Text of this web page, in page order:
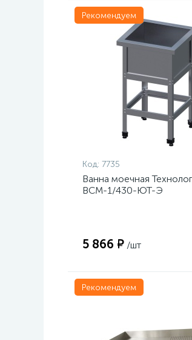
Рекомендуем
Код: 7735
Ванна моечная
ВСМ-1/430-ЮТ-Э
5 866 ₽ /шт
Рекомендуем